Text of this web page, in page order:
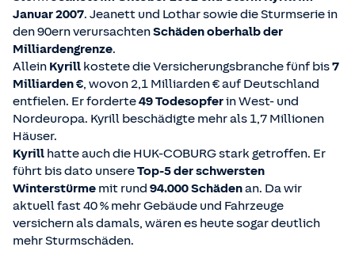
Januar 2007. Jeanett und Lothar sowie die Sturmserie in
den 90ern verursachtenSchäden oberhalb der
Milliardengrenze.
Allein Kyrill kostete die Versicherungsbranche fünf bis7
Milliarden €, wovon 2,1 Milliarden € auf Deutschland
entfielen. Er forderte49 Todesopferin West- und
Nordeuropa. Kyrill beschädigte mehr als 1,7 Millionen
Häuser.
Kyrill hatte auch die HUK-COBURG stark getroffen. Er
führt bis dato unsereTop-5 der schwersten
Winterstürme mit rund 94.000 Schädenan. Da wir
aktuell fast 40 % mehr Gebäude und Fahrzeuge
versichern als damals, wären es heute sogar deutlich
mehr Sturmschäden.